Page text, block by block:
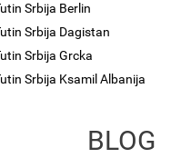
Srbija Berlin
Srbija Dagistan
Srbija Grcka
Srbija Ksamil Albanija
BLOG